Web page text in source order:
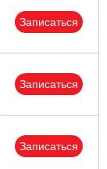
Записаться
Записаться
Записаться